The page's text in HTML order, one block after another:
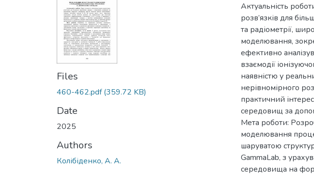
Files
460-462.pdf(359.72 KB)
Date
2025
Authors
Колібіденко, А. А.
Актуальність
розв’язків для
та радіометрії,
моделювання,
ефективно
взаємодії
наявністю у
нерівномірного
практичний
середовищ за
Мета роботи:
моделювання
шаруватою
GammaLab, з
середовища на